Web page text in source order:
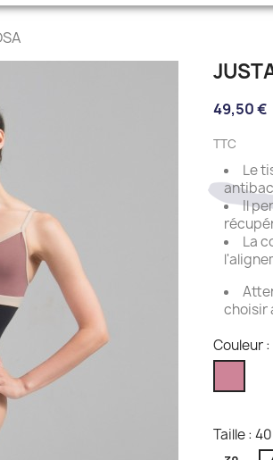
49,50 €
TTC
Le
Il
La
choisir
Couleur
Taille : 40